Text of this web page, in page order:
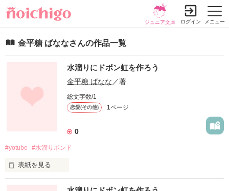
メニュー
ジュニア文庫 ログイン
金平糖 ばななさんの作品一覧
水溜りにドボン虹を作ろう
金平糖 ばなな ／著
総文字数/1
恋愛(その他) 1ページ
0
#yotube #水溜りボンド
表紙を見る